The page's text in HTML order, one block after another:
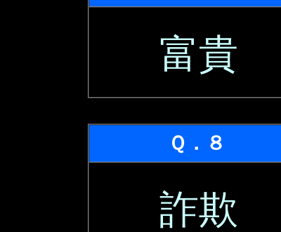
富貴
Ｑ．８
詐欺